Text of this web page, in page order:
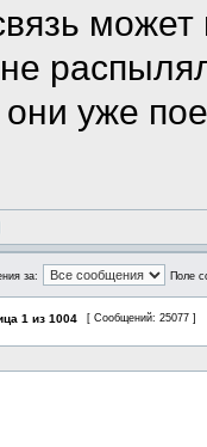
они уже
за: Поле
1 из 1004 [ Сообщений: 25077 ]